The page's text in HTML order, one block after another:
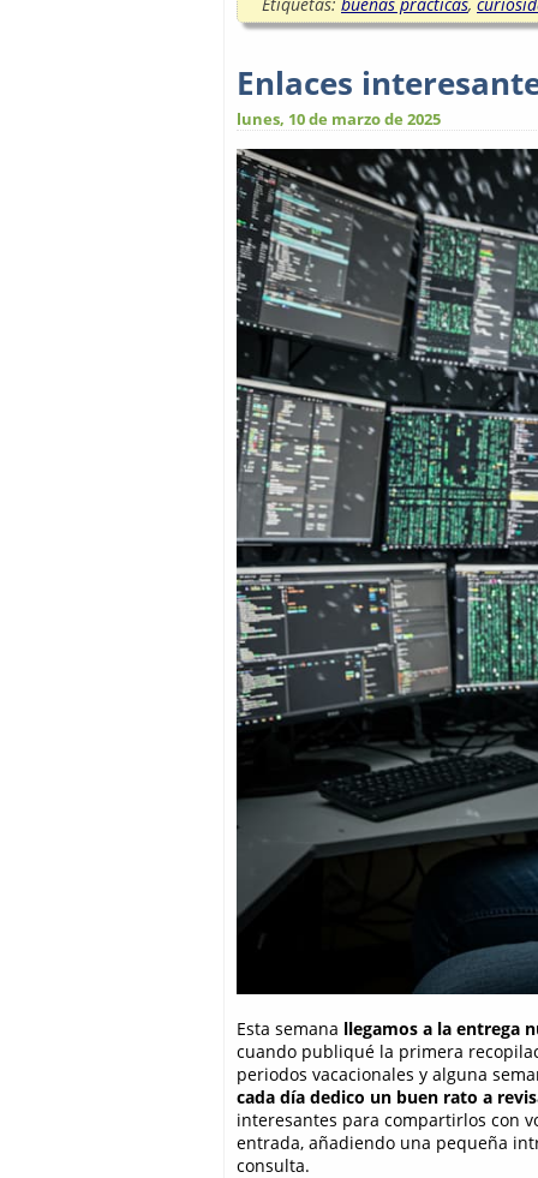
Etiquetas: buenas prácticas,
Enlaces
lunes, 10 de marzo de 2025
Esta semana llegamos a la entrega
cuando publiqué la primera
periodos vacacionales y alguna
cada día dedico un buen rato a
interesantes para compartirlos con
entrada, añadiendo una pequeña
consulta.